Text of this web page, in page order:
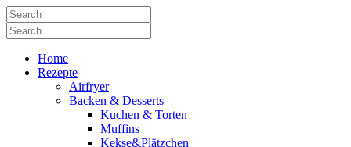
Home
Rezepte
Airfryer
Backen & Desserts
Kuchen & Torten
Muffins
Kekse&Plätzchen